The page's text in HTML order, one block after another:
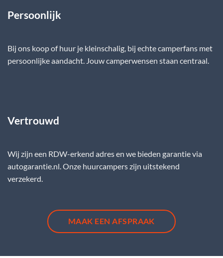
Persoonlijk
Bij ons koop of huur je kleinschalig, bij echte camperfans met
persoonlijke aandacht. Jouw camperwensen staan centraal.
Vertrouwd
Wij zijn een RDW-erkend adres en we bieden garantie via
autogarantie.nl. Onze huurcampers zijn uitstekend
verzekerd.
MAAK EEN AFSPRAAK